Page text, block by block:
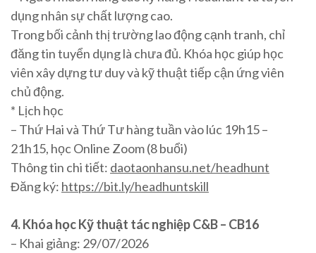
dụng nhân sự chất lượng cao.
Trong bối cảnh thị trường lao động cạnh tranh, chỉ
đăng tin tuyển dụng là chưa đủ. Khóa học giúp học
viên xây dựng tư duy và kỹ thuật tiếp cận ứng viên
chủ động.
* Lịch học
– Thứ Hai và Thứ Tư hàng tuần vào lúc 19h15 –
21h15, học Online Zoom (8 buổi)
Thông tin chi tiết: daotaonhansu.net/headhunt
Đăng ký: https://bit.ly/headhuntskill
4. Khóa học Kỹ thuật tác nghiệp C&B – CB16
– Khai giảng: 29/07/2026